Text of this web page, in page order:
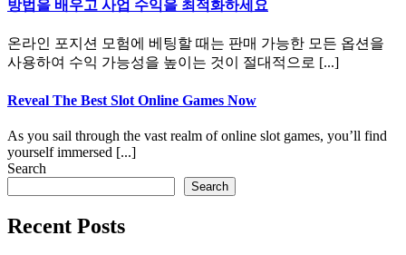
방법을 배우고 사업 수익을 최적화하세요
온라인 포지션 모험에 베팅할 때는 판매 가능한 모든 옵션을
사용하여 수익 가능성을 높이는 것이 절대적으로 [...]
Reveal The Best Slot Online Games Now
As you sail through the vast realm of online slot games, you’ll find
yourself immersed [...]
Search
Search
Recent Posts